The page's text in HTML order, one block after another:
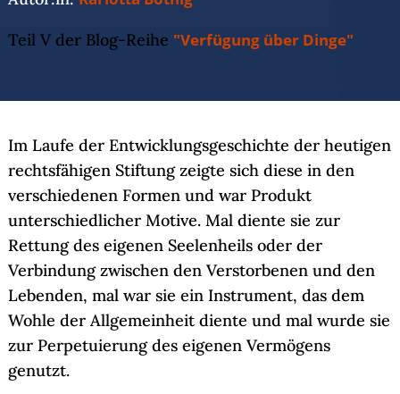
Teil V der Blog-Reihe "Verfügung über Dinge"
Im Laufe der Entwicklungsgeschichte der heutigen
rechtsfähigen Stiftung zeigte sich diese in den
verschiedenen Formen und war Produkt
unterschiedlicher Motive. Mal diente sie zur
Rettung des eigenen Seelenheils oder der
Verbindung zwischen den Verstorbenen und den
Lebenden, mal war sie ein Instrument, das dem
Wohle der Allgemeinheit diente und mal wurde sie
zur Perpetuierung des eigenen Vermögens
genutzt.